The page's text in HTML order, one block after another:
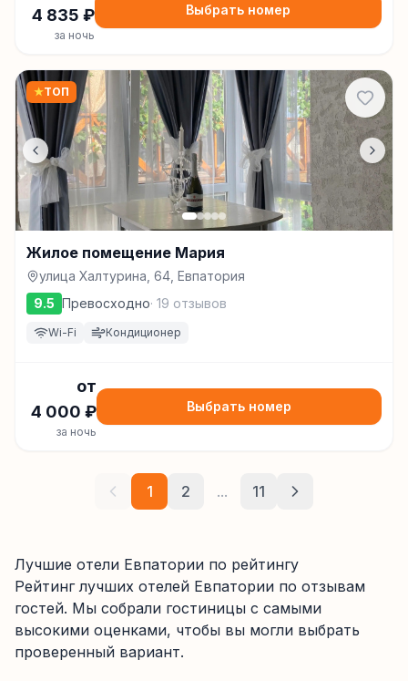
4 835 ₽
за ночь
Выбрать номер
★ТОП
Жилое помещение Мария
улица Халтурина, 64, Евпатория
9.5 Превосходно· 19 отзывов
Wi-Fi Кондиционер
от
4 000 ₽
за ночь
Выбрать номер
1 2 ... 11
Лучшие отели Евпатории по рейтингу
Рейтинг лучших отелей Евпатории по отзывам
гостей. Мы собрали гостиницы с самыми
высокими оценками, чтобы вы могли выбрать
проверенный вариант.